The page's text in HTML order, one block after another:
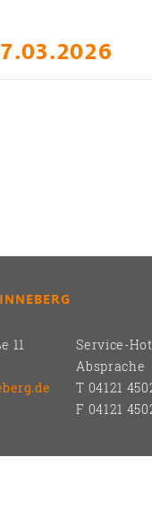
11
Service-
Absprache
T 04121
F 04121